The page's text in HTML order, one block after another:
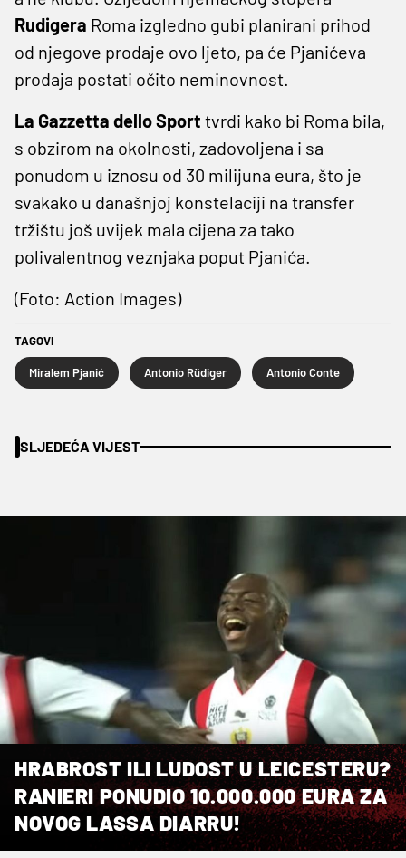
Rudigera Roma izgledno gubi planirani prihod
od njegove prodaje ovo ljeto, pa će Pjanićeva
prodaja postati očito neminovnost.
La Gazzetta dello Sport tvrdi kako bi Roma bila,
s obzirom na okolnosti, zadovoljena i sa
ponudom u iznosu od 30 milijuna eura, što je
svakako u današnjoj konstelaciji na transfer
tržištu još uvijek mala cijena za tako
polivalentnog veznjaka poput Pjanića.
(Foto: Action Images)
TAGOVI
Miralem Pjanić Antonio Rüdiger Antonio Conte
SLJEDEĆA VIJEST
HRABROST ILI LUDOST U LEICESTERU?
RANIERI PONUDIO 10.000.000 EURA ZA
NOVOG LASSA DIARRU!